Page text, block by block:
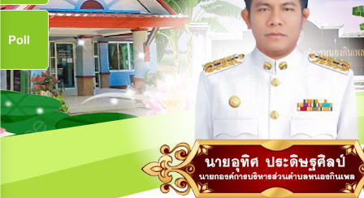
การ
เผย
ข้อมูล
สาธารณะ
OIT
การ
ปฏิสัมพันธ์